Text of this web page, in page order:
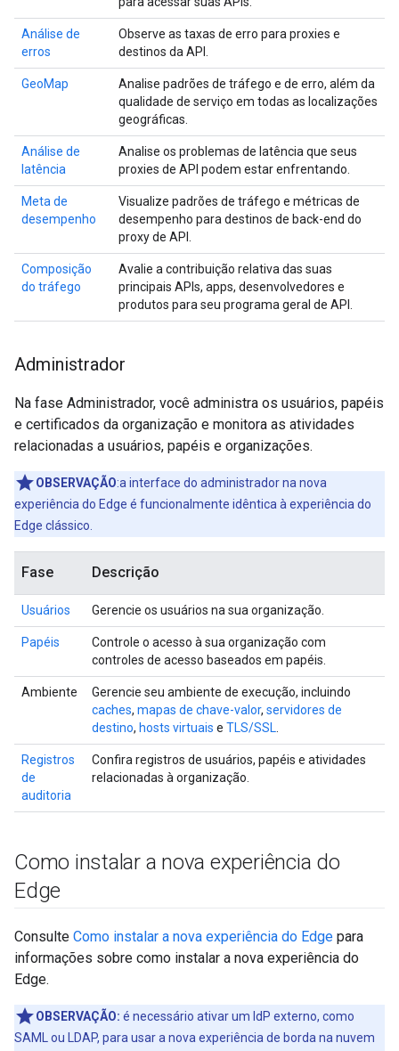
Análise de
erros
Observe as taxas de erro para proxies e
destinos da API.
GeoMap
Analise padrões de tráfego e de erro, além da
qualidade de serviço em todas as localizações
geográficas.
Análise de
latência
Analise os problemas de latência que seus
proxies de API podem estar enfrentando.
Meta de
desempenho
Visualize padrões de tráfego e métricas de
desempenho para destinos de back-end do
proxy de API.
Composição
do tráfego
Avalie a contribuição relativa das suas
principais APIs, apps, desenvolvedores e
produtos para seu programa geral de API.
Administrador
Na fase Administrador, você administra os usuários, papéis
e certificados da organização e monitora as atividades
relacionadas a usuários, papéis e organizações.
OBSERVAÇÃO:a interface do administrador na nova
experiência do Edge é funcionalmente idêntica à experiência do
Edge clássico.
Fase Descrição
Usuários Gerencie os usuários na sua organização.
Papéis
Controle o acesso à sua organização com
controles de acesso baseados em papéis.
Ambiente
Gerencie seu ambiente de execução, incluindo
caches, mapas de chave-valor, servidores de
destino, hosts virtuais e TLS/SSL
Registros
de
auditoria
Confira registros de usuários, papéis e atividades
relacionadas à organização.
Como instalar a nova experiência do
Edge
Consulte Como instalar a nova experiência do Edge para
informações sobre como instalar a nova experiência do
Edge.
OBSERVAÇÃO: é necessário ativar um IdP externo, como
SAML ou LDAP, para usar a nova experiência de borda na nuvem